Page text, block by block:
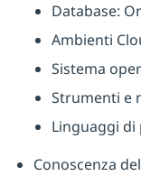
Database:
Ambienti
Sistema
Strumenti e
Linguaggi di
Conoscenza